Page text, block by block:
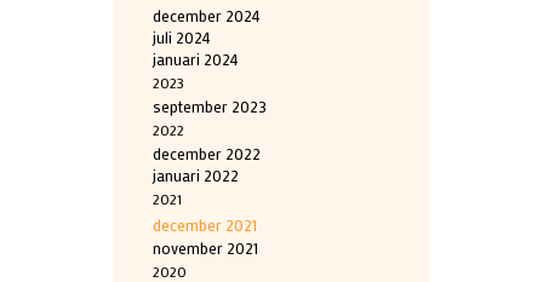
december 2024
juli 2024
januari 2024
2023
september 2023
2022
december 2022
januari 2022
2021
december 2021
november 2021
2020